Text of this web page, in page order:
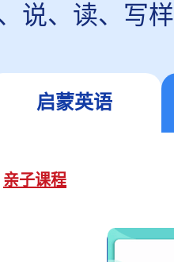
说、读、写
启蒙英语
亲子课程